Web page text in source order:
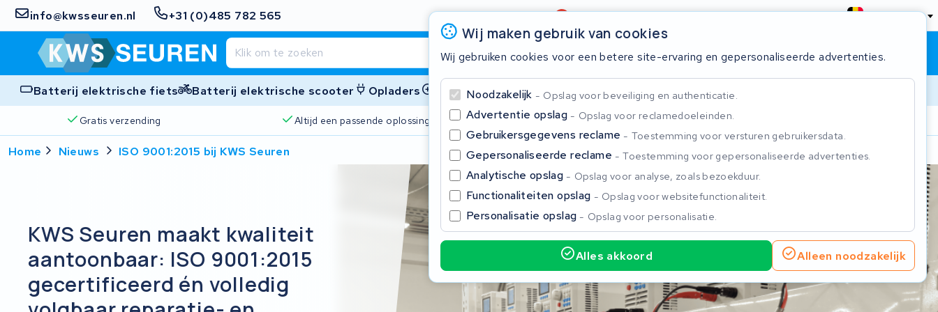
info@kwsseuren.nl +31 (0)485 782 565 Beoordeling4,6/5 België
Winkelwagen Inloggen
Batterij elektrische fiets Batterij elektrische scooter Opladers Accessoires
Gratis verzending Altijd een passende oplossing 2 jaar garantie
Wij maken gebruik van cookies
Wij gebruiken cookies voor een betere site-ervaring en gepersonaliseerde advertenties.
Noodzakelijk Opslag voor beveiliging en authenticatie.
Advertentie opslag Opslag voor reclamedoeleinden.
Gebruikersgegevens reclame Toestemming voor versturen gebruikersdata.
Gepersonaliseerde reclame Toestemming voor gepersonaliseerde advertenties.
Analytische opslag Opslag voor analyse, zoals bezoekduur.
Functionaliteiten opslag Opslag voor websitefunctionaliteit.
Personalisatie opslag Opslag voor personalisatie.
Alles akkoord Alleen noodzakelijk
Home Nieuws ISO 9001:2015 bij KWS Seuren
KWS Seuren maakt kwaliteit
aantoonbaar: ISO 9001:2015
gecertificeerd én volledig
Sluiten
Begin te typen in de zoekbalk om te zoeken